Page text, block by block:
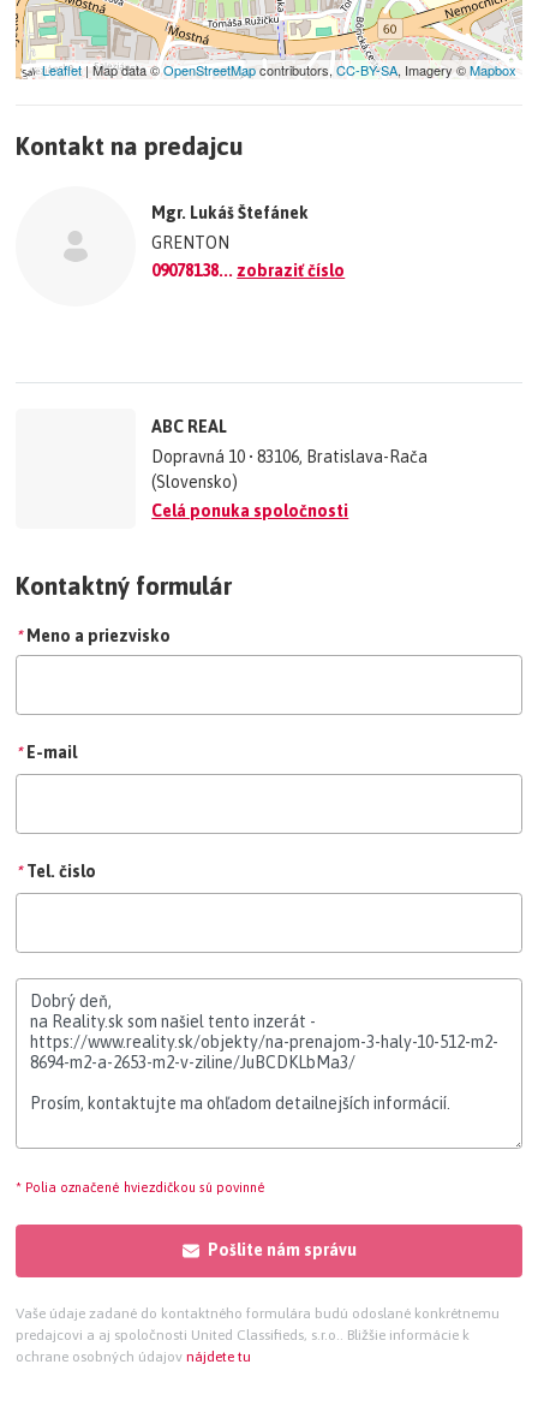
−
Leaflet| Map data ©OpenStreetMapcontributors, CC-BY-SA, Imagery ©Mapbox
Kontakt na predajcu
Mgr. Lukáš Štefánek
GRENTON
09078138... zobraziť číslo
ABC REAL
Dopravná 10 • 83106, Bratislava-Rača
(Slovensko)
Celá ponuka spoločnosti
Kontaktný formulár
* Meno a priezvisko
* E-mail
* Tel. čislo
* Polia označené hviezdičkou sú povinné
Pošlite nám správu
Vaše údaje zadané do kontaktného formulára budú odoslané konkrétnemu
predajcovi a aj spoločnosti United Classifieds, s.r.o.. Bližšie informácie k
ochrane osobných údajov nájdete tu